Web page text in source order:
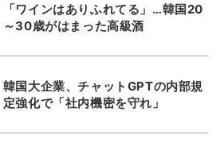
「ワインはありふれてる」…韓国20
～30歳がはまった高級酒
韓国大企業、チャットGPTの内部規
定強化で「社内機密を守れ」